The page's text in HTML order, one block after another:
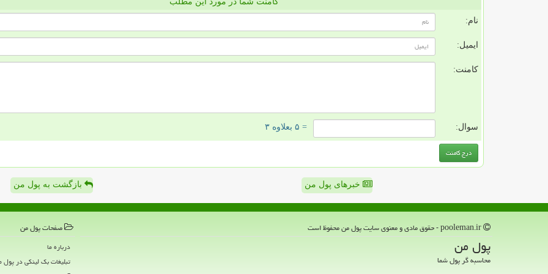
نام:
ایمیل:
کامنت:
سوال: = ۵ بعلاوه ۳
خبرهای پول من بازگشت به پول من
پول من
محاسبه گر پول شما
صفحات پول من
درباره ما
تبلیغات بک لینکی در